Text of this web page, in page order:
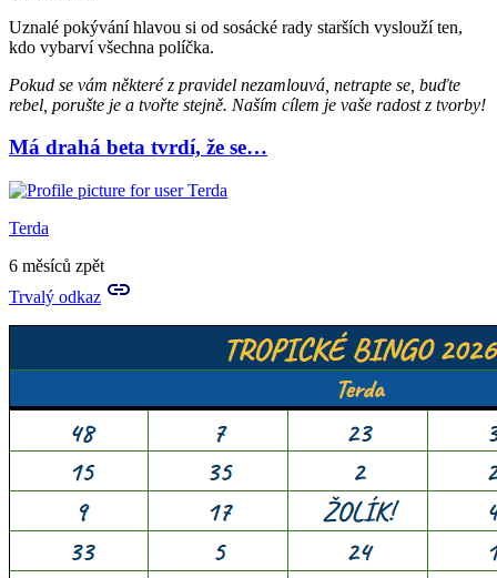
Uznalé pokývání hlavou si od sosácké rady starších vyslouží ten,
kdo vybarví všechna políčka.
Pokud se vám některé z pravidel nezamlouvá, netrapte se, buďte
rebel, porušte je a tvořte stejně. Naším cílem je vaše radost z tvorby!
Má drahá beta tvrdí, že se…
Terda
6 měsíců zpět
Trvalý odkaz